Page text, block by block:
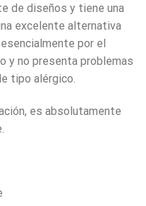
de diseños y tiene una
excelente alternativa
por el
y no presenta problemas
tipo alérgico.
es absolutamente